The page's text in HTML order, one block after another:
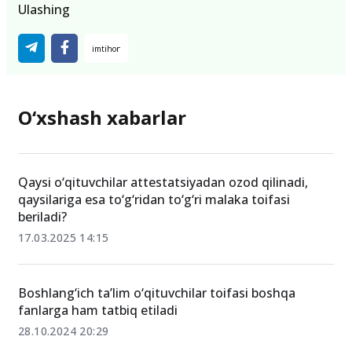
Ulashing
O‘xshash xabarlar
Qaysi o‘qituvchilar attestatsiyadan ozod qilinadi,
qaysilariga esa to‘g‘ridan to‘g‘ri malaka toifasi
beriladi?
17.03.2025 14:15
Boshlang‘ich ta’lim o‘qituvchilar toifasi boshqa
fanlarga ham tatbiq etiladi
28.10.2024 20:29